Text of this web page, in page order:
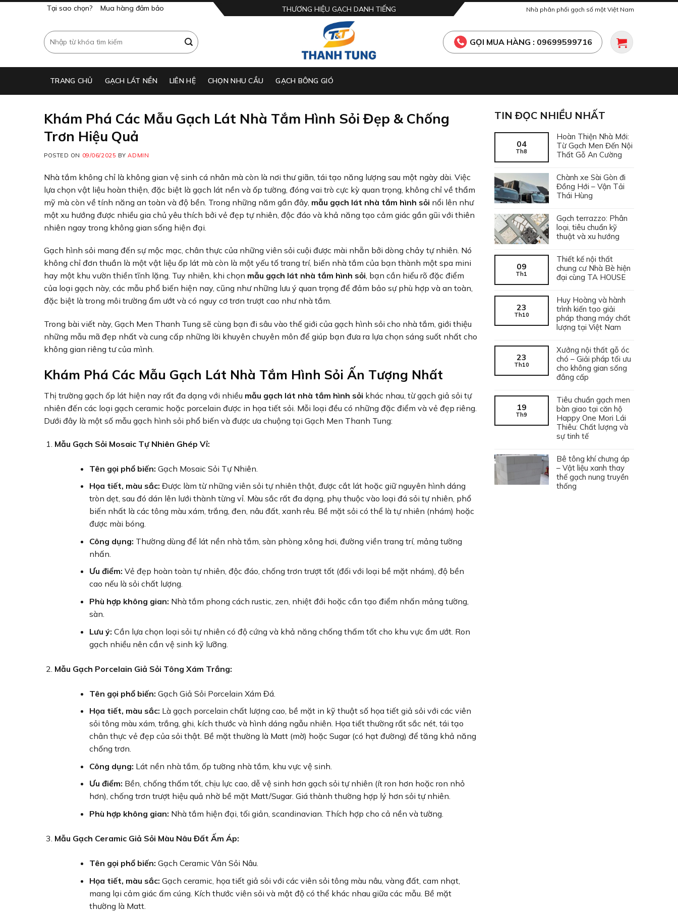
Tại sao chọn? Mua hàng đảm bảo THƯƠNG HIỆU GẠCH DANH TIẾNG Nhà phân phối gạch số một Việt Nam
Tìm
kiếm:
GỌI MUA HÀNG : 09699599716
TRANG CHỦ GẠCH LÁT NỀN​ LIÊN HỆ CHỌN NHU CẦU GẠCH BÔNG GIÓ
Khám Phá Các Mẫu Gạch Lát Nhà Tắm Hình Sỏi Đẹp & Chống
Trơn Hiệu Quả
POSTED ON 09/06/2025 BYADMIN
Nhà tắm không chỉ là không gian vệ sinh cá nhân mà còn là nơi thư giãn, tái tạo năng lượng sau một ngày dài. Việc
lựa chọn vật liệu hoàn thiện, đặc biệt là gạch lát nền và ốp tường, đóng vai trò cực kỳ quan trọng, không chỉ về thẩm
mỹ mà còn về tính năng an toàn và độ bền. Trong những năm gần đây, mẫu gạch lát nhà tắm hình sỏi nổi lên như
một xu hướng được nhiều gia chủ yêu thích bởi vẻ đẹp tự nhiên, độc đáo và khả năng tạo cảm giác gần gũi với thiên
nhiên ngay trong không gian sống hiện đại.
Gạch hình sỏi mang đến sự mộc mạc, chân thực của những viên sỏi cuội được mài nhẵn bởi dòng chảy tự nhiên. Nó
không chỉ đơn thuần là một vật liệu ốp lát mà còn là một yếu tố trang trí, biến nhà tắm của bạn thành một spa mini
hay một khu vườn thiền tĩnh lặng. Tuy nhiên, khi chọn mẫu gạch lát nhà tắm hình sỏi, bạn cần hiểu rõ đặc điểm
của loại gạch này, các mẫu phổ biến hiện nay, cũng như những lưu ý quan trọng để đảm bảo sự phù hợp và an toàn,
đặc biệt là trong môi trường ẩm ướt và có nguy cơ trơn trượt cao như nhà tắm.
Trong bài viết này, Gạch Men Thanh Tung sẽ cùng bạn đi sâu vào thế giới của gạch hình sỏi cho nhà tắm, giới thiệu
những mẫu mã đẹp nhất và cung cấp những lời khuyên chuyên môn để giúp bạn đưa ra lựa chọn sáng suốt nhất cho
không gian riêng tư của mình.
Khám Phá Các Mẫu Gạch Lát Nhà Tắm Hình Sỏi Ấn Tượng Nhất
Thị trường gạch ốp lát hiện nay rất đa dạng với nhiều mẫu gạch lát nhà tắm hình sỏi khác nhau, từ gạch giả sỏi tự
nhiên đến các loại gạch ceramic hoặc porcelain được in họa tiết sỏi. Mỗi loại đều có những đặc điểm và vẻ đẹp riêng.
Dưới đây là một số mẫu gạch hình sỏi phổ biến và được ưa chuộng tại Gạch Men Thanh Tung:
Mẫu Gạch Sỏi Mosaic Tự Nhiên Ghép Vỉ:
Tên gọi phổ biến: Gạch Mosaic Sỏi Tự Nhiên.
Họa tiết, màu sắc: Được làm từ những viên sỏi tự nhiên thật, được cắt lát hoặc giữ nguyên hình dáng
tròn dẹt, sau đó dán lên lưới thành từng vỉ. Màu sắc rất đa dạng, phụ thuộc vào loại đá sỏi tự nhiên, phổ
biến nhất là các tông màu xám, trắng, đen, nâu đất, xanh rêu. Bề mặt sỏi có thể là tự nhiên (nhám) hoặc
được mài bóng.
Công dụng: Thường dùng để lát nền nhà tắm, sàn phòng xông hơi, đường viền trang trí, mảng tường
nhấn.
Ưu điểm: Vẻ đẹp hoàn toàn tự nhiên, độc đáo, chống trơn trượt tốt (đối với loại bề mặt nhám), độ bền
cao nếu là sỏi chất lượng.
Phù hợp không gian: Nhà tắm phong cách rustic, zen, nhiệt đới hoặc cần tạo điểm nhấn mảng tường,
sàn.
Lưu ý: Cần lựa chọn loại sỏi tự nhiên có độ cứng và khả năng chống thấm tốt cho khu vực ẩm ướt. Ron
gạch nhiều nên cần vệ sinh kỹ lưỡng.
Mẫu Gạch Porcelain Giả Sỏi Tông Xám Trắng:
Tên gọi phổ biến: Gạch Giả Sỏi Porcelain Xám Đá.
Họa tiết, màu sắc: Là gạch porcelain chất lượng cao, bề mặt in kỹ thuật số họa tiết giả sỏi với các viên
sỏi tông màu xám, trắng, ghi, kích thước và hình dáng ngẫu nhiên. Họa tiết thường rất sắc nét, tái tạo
chân thực vẻ đẹp của sỏi thật. Bề mặt thường là Matt (mờ) hoặc Sugar (có hạt đường) để tăng khả năng
chống trơn.
Công dụng: Lát nền nhà tắm, ốp tường nhà tắm, khu vực vệ sinh.
Ưu điểm: Bền, chống thấm tốt, chịu lực cao, dễ vệ sinh hơn gạch sỏi tự nhiên (ít ron hơn hoặc ron nhỏ
hơn), chống trơn trượt hiệu quả nhờ bề mặt Matt/Sugar. Giá thành thường hợp lý hơn sỏi tự nhiên.
Phù hợp không gian: Nhà tắm hiện đại, tối giản, scandinavian. Thích hợp cho cả nền và tường.
Mẫu Gạch Ceramic Giả Sỏi Màu Nâu Đất Ấm Áp:
Tên gọi phổ biến: Gạch Ceramic Vân Sỏi Nâu.
Họa tiết, màu sắc: Gạch ceramic, họa tiết giả sỏi với các viên sỏi tông màu nâu, vàng đất, cam nhạt,
mang lại cảm giác ấm cúng. Kích thước viên sỏi và mật độ có thể khác nhau giữa các mẫu. Bề mặt
thường là Matt.
TIN ĐỌC NHIỀU NHẤT
04
Th8
Hoàn Thiện Nhà Mới:
Từ Gạch Men Đến Nội
Thất Gỗ An Cường
Chành xe Sài Gòn đi
Đồng Hới – Vận Tải
Thái Hùng
Gạch terrazzo: Phân
loại, tiêu chuẩn kỹ
thuật và xu hướng
09
Th1
Thiết kế nội thất
chung cư Nhà Bè hiện
đại cùng TA HOUSE
23
Th10
Huy Hoàng và hành
trình kiến tạo giải
pháp thang máy chất
lượng tại Việt Nam
23
Th10
Xưởng nội thất gỗ óc
chó – Giải pháp tối ưu
cho không gian sống
đẳng cấp
19
Th9
Tiêu chuẩn gạch men
bàn giao tại căn hộ
Happy One Mori Lái
Thiêu: Chất lượng và
sự tinh tế
Bê tông khí chưng áp
– Vật liệu xanh thay
thế gạch nung truyền
thống